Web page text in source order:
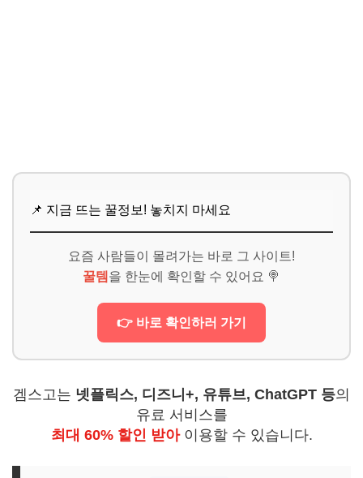
📌 지금 뜨는 꿀정보! 놓치지 마세요
요즘 사람들이 몰려가는 바로 그 사이트!
꿀템 을 한눈에 확인할 수 있어요 🍭
👉 바로 확인하러 가기
겜스고는 넷플릭스, 디즈니+, 유튜브, ChatGPT 등의
유료 서비스를
최대 60% 할인 받아이용할 수 있습니다.